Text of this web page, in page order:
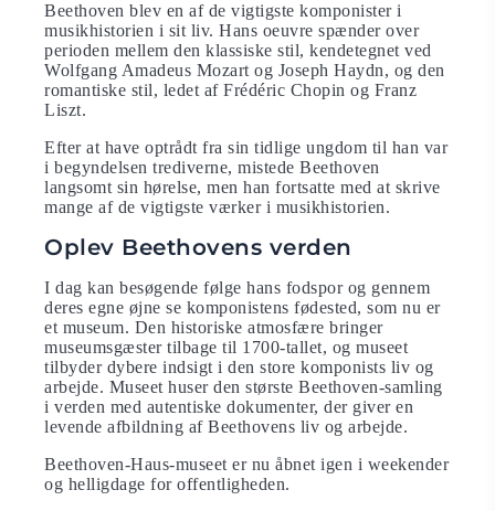
Beethoven blev en af ​​de vigtigste komponister i
musikhistorien i sit liv. Hans oeuvre spænder over
perioden mellem den klassiske stil, kendetegnet ved
Wolfgang Amadeus Mozart og Joseph Haydn, og den
romantiske stil, ledet af Frédéric Chopin og Franz
Liszt.
Efter at have optrådt fra sin tidlige ungdom til han var
i begyndelsen trediverne, mistede Beethoven
langsomt sin hørelse, men han fortsatte med at skrive
mange af de vigtigste værker i musikhistorien.
Oplev Beethovens verden
I dag kan besøgende følge hans fodspor og gennem
deres egne øjne se komponistens fødested, som nu er
et museum. Den historiske atmosfære bringer
museumsgæster tilbage til 1700-tallet, og museet
tilbyder dybere indsigt i den store komponists liv og
arbejde. Museet huser den største Beethoven-samling
i verden med autentiske dokumenter, der giver en
levende afbildning af Beethovens liv og arbejde.
Beethoven-Haus-museet er nu åbnet igen i weekender
og helligdage for offentligheden.